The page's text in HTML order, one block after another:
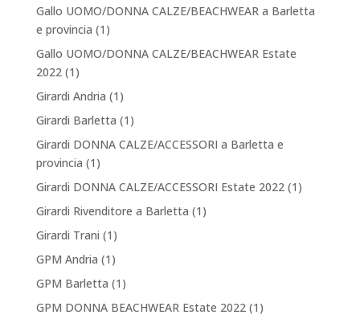
Gallo UOMO/DONNA CALZE/BEACHWEAR a Barletta
e provincia (1)
Gallo UOMO/DONNA CALZE/BEACHWEAR Estate
2022(1)
Girardi Andria (1)
Girardi Barletta (1)
Girardi DONNA CALZE/ACCESSORI a Barletta e
provincia (1)
Girardi DONNA CALZE/ACCESSORI Estate 2022(1)
Girardi Rivenditore a Barletta (1)
Girardi Trani (1)
GPM Andria (1)
GPM Barletta (1)
GPM DONNA BEACHWEAR Estate 2022(1)